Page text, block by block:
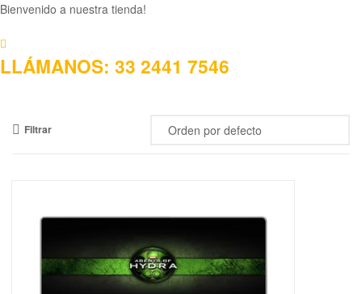
Bienvenido a nuestra tienda!
LLÁMANOS: 33 2441 7546
Filtrar